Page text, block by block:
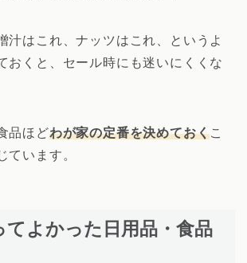
汁はこれ、ナッツはこれ、というよ
おくと、セール時にも迷いにくくな
品ほどわが家の定番を決めておくこ
ています。
てよかった日用品・食品